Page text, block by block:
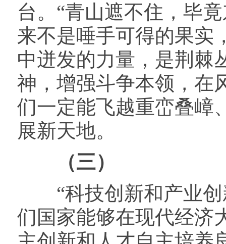
台。“青山遮不住，毕
来不是唾手可得的果实
中迸发的力量，是荆棘
神，增强斗争本领，在
们一定能飞越重峦叠嶂
展新天地。
（三）
“科技创新和产业创
们国家能够在现代经济